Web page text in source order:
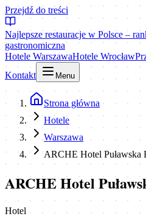
Przejdź do treści
Najlepsze restauracje w Polsce –
gastronomiczna
Hotele WarszawaHotele Wrocław
Kontakt
Menu
Strona główna
Hotele
Warszawa
ARCHE Hotel Puławska
ARCHE Hotel
Hotel